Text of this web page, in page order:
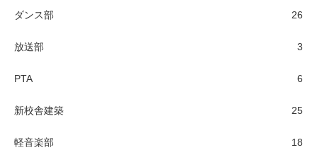
ダンス部 26
放送部 3
PTA 6
新校舎建築 25
軽音楽部 18